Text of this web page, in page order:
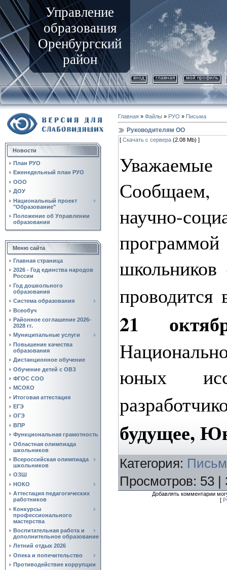
Управление
образования
Оренбургский
район
вход главная мой профиль
Новости
План РУО
Еженедельный план РУО
ООО
ДОУ
Национальный проект
"Образование"
Положение об Управлении
образования
Меню сайта
Главная страница
2026 - Год единства народов
России
Год дошкольного
образования
Система образования
Всеобуч
Районное соглашение 2026-
2028 гг.
Муниципальные услуги
Повышение качества
образования
Дистанционное обучение
Обучение детей с ОВЗ
ФГОС СОО
МСОКО
Итоговая аттестация
ЕГЭ
ОГЭ
ВПР
Функциональная грамотность
Областная олимпиада
школьников
Всероссийская олимпиада
школьников
ОЗШ
НОКО
Аттестация педагогических
работников
Конкурсы
профессионального
мастерства
Воспитательная работа и
дополнительное образование
Летний отдых 2026
Опека и попечительство
Противодействие коррупции
Главная » Файлы » РУО » Письма
Руководителям ОО
[ Скачать с сервера (2.08 Mb) ]
Сообщаем,
научно-
21
юных
будущее,
Категория:
Просмотров: 53 |
Добавлять комментарии
[